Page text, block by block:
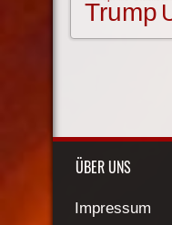
Trump
ÜBER UNS
Impressum